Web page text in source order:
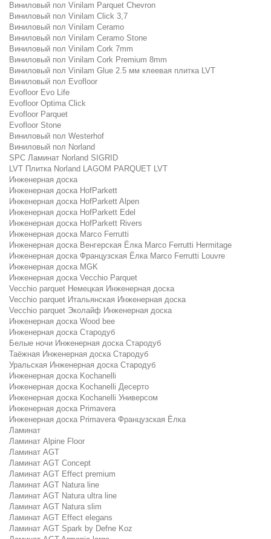
Виниловый пол Vinilam Parquet Chevron
Виниловый пол Vinilam Click 3,7
Виниловый пол Vinilam Ceramo
Виниловый пол Vinilam Ceramo Stone
Виниловый пол Vinilam Cork 7mm
Виниловый пол Vinilam Cork Premium 8mm
Виниловый пол Vinilam Glue 2.5 мм клеевая плитка LVT
Виниловый пол Evofloor
Evofloor Evo Life
Evofloor Optima Click
Evofloor Parquet
Evofloor Stone
Виниловый пол Westerhof
Виниловый пол Norland
SPC Ламинат Norland SIGRID
LVT Плитка Norland LAGOM PARQUET LVT
Инженерная доска
Инженерная доска HofParkett
Инженерная доска HofParkett Alpen
Инженерная доска HofParkett Edel
Инженерная доска HofParkett Rivers
Инженерная доска Marco Ferrutti
Инженерная доска Венгерская Ёлка Marco Ferrutti Hermitage
Инженерная доска Французская Ёлка Marco Ferrutti Louvre
Инженерная доска MGK
Инженерная доска Vecchio Parquet
Vecchio parquet Немецкая Инженерная доска
Vecchio parquet Итальянская Инженерная доска
Vecchio parquet Эколайф Инженерная доска
Инженерная доска Wood bee
Инженерная доска Стародуб
Белые ночи Инженерная доска Стародуб
Таёжная Инженерная доска Стародуб
Уральская Инженерная доска Стародуб
Инженерная доска Kochanelli
Инженерная доска Kochanelli Десерто
Инженерная доска Kochanelli Универсом
Инженерная доска Primavera
Инженерная доска Primavera Французская Ёлка
Ламинат
Ламинат Alpine Floor
Ламинат AGT
Ламинат AGT Concept
Ламинат AGT Effect premium
Ламинат AGT Natura line
Ламинат AGT Natura ultra line
Ламинат AGT Natura slim
Ламинат AGT Effect elegans
Ламинат AGT Spark by Defne Koz